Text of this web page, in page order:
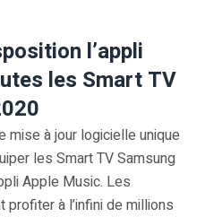
l’appli
les Smart TV
mise à jour logicielle unique
les Smart TV Samsung
Apple Music. Les
à l’infini de millions